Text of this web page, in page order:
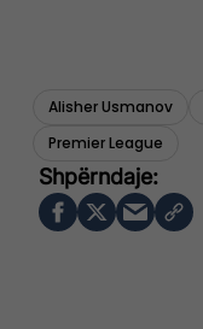
Alisher Usmanov
Premier League